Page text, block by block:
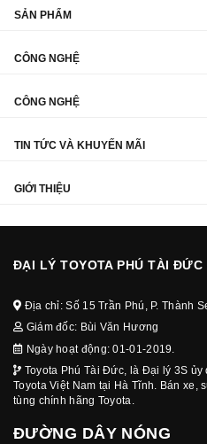
SẢN PHẨM
CÔNG NGHỆ
CÔNG NGHỆ
TIN TỨC VÀ KHUYẾN MÃI
GIỚI THIỆU
ĐẠI LÝ TOYOTA PHÚ TÀI ĐỨC
Địa chỉ: Số 15 Trần Phú, P. Thành
Giám đốc: Bùi Văn Hương
Ngày hoạt động: 01-01-2019.
Toyota Phú Tài Đức, là Đại lý 3S
Toyota Việt Nam tại Hà Tĩnh. Bán xe,
tùng chính hãng Toyota.
ĐƯỜNG DÂY NÓNG